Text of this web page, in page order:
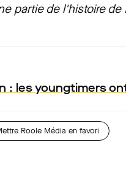
partie de l'histoire de
: les youngtimers
Roole Média en favori